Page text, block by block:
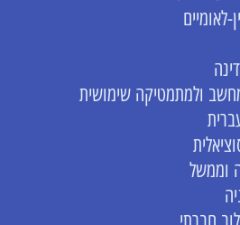
לאומיים
ולמתמטיקה שימושית
וממשל